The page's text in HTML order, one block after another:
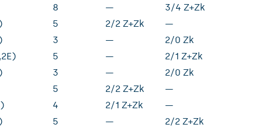
8 — 3/4 Z+Zk
5 2/2 Z+Zk —
3 — 2/0 Zk
5 — 2/1 Z+Zk
3 — 2/0 Zk
5 2/2 Z+Zk —
4 2/1 Z+Zk —
5 — 2/2 Z+Zk